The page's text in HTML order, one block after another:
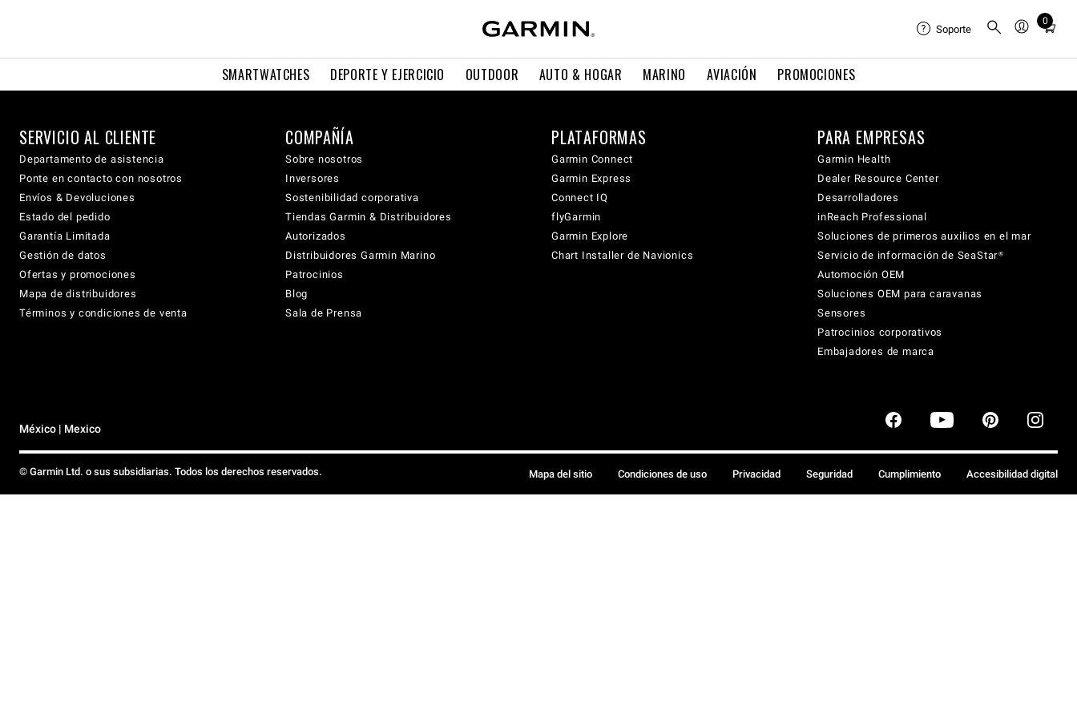
SMARTWATCHES DEPORTE Y EJERCICIO OUTDOOR AUTO & HOGAR MARINO AVIACIÓN PROMOCIONES
Soporte
0
Total
cart:
SERVICIO AL CLIENTE
Departamento de asistencia
Ponte en contacto con nosotros
Envíos & Devoluciones
Estado del pedido
Garantía Limitada
Gestión de datos
Ofertas y promociones
Mapa de distribuidores
Términos y condiciones de venta
COMPAÑÍA
Sobre nosotros
Inversores
Sostenibilidad corporativa
Tiendas Garmin & Distribuidores
Autorizados
Distribuidores Garmin Marino
Patrocinios
Blog
Sala de Prensa
PLATAFORMAS
Garmin Connect
Garmin Express
Connect IQ
flyGarmin
Garmin Explore
Chart Installer de Navionics
PARA EMPRESAS
Garmin Health
Dealer Resource Center
Desarrolladores
inReach Professional
Soluciones de primeros auxilios en el mar
Servicio de información de SeaStar®
Automoción OEM
Soluciones OEM para caravanas
Sensores
Patrocinios corporativos
Embajadores de marca
México | Mexico
© Garmin Ltd. o sus subsidiarias. Todos los derechos reservados. Mapa del sitio Condiciones de uso Privacidad Seguridad Cumplimiento Accesibilidad digital